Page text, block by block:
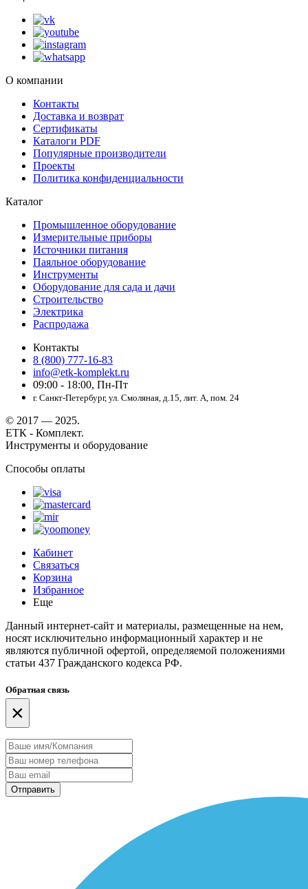
О компании
Контакты
Доставка и возврат
Сертификаты
Каталоги PDF
Популярные производители
Проекты
Политика конфиденциальности
Каталог
Промышленное оборудование
Измерительные приборы
Источники питания
Паяльное оборудование
Инструменты
Оборудование для сада и дачи
Строительство
Электрика
Распродажа
Контакты
8 (800) 777-16-83
info@etk-komplekt.ru
09:00 - 18:00, Пн-Пт
г. Санкт-Петербург, ул. Смоляная, д.15, лит. А, пом. 24
© 2017 — 2025.
ЕТК - Комплект.
Инструменты и оборудование
Способы оплаты
Кабинет
Связаться
Корзина
Избранное
Еще
Данный интернет-сайт и материалы, размещенные на нем,
носят исключительно информационный характер и не
являются публичной офертой, определяемой положениями
статьи 437 Гражданского кодекса РФ.
Обратная связь
×
Отправить